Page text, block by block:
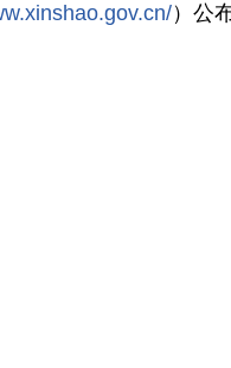
）公